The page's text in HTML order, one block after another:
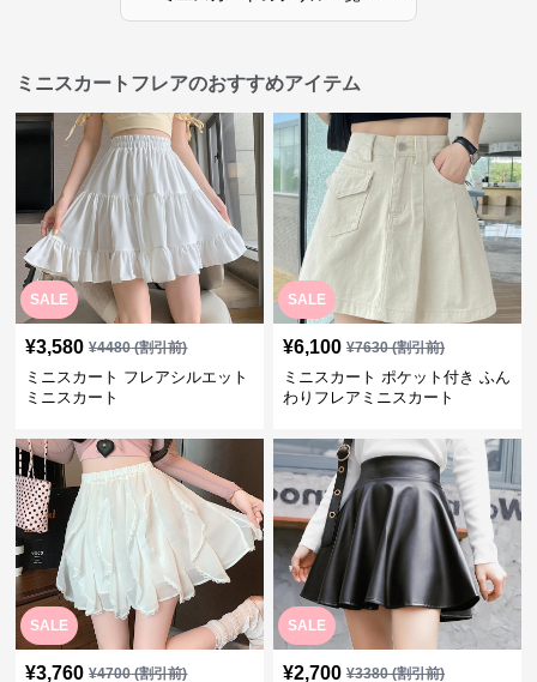
ミニスカートフレアのおすすめアイテム
SALE
¥3,580 ¥4480(割引前)
ミニスカート フレアシルエット
ミニスカート
SALE
¥6,100 ¥7630(割引前)
ミニスカート ポケット付き ふん
わりフレアミニスカート
SALE
¥3,760 ¥4700(割引前)
SALE
¥2,700 ¥3380(割引前)